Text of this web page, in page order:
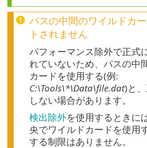
パスの中間のワイルドカ
トされません
パフォーマンス除外で正式
れていないため、パスの中
カードを使用する(例:
C:\Tools\*\Data\file.dat)と
しない場合があります。
検出除外を使用するときに
央でワイルドカードを使用
する制限はありません。